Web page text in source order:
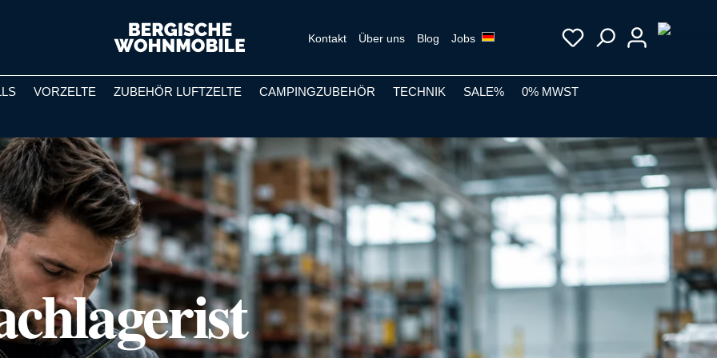
Kontakt Über uns Blog Jobs
VORZELTE ZUBEHÖR LUFTZELTE CAMPINGZUBEHÖR TECHNIK SALE% 0% MWST